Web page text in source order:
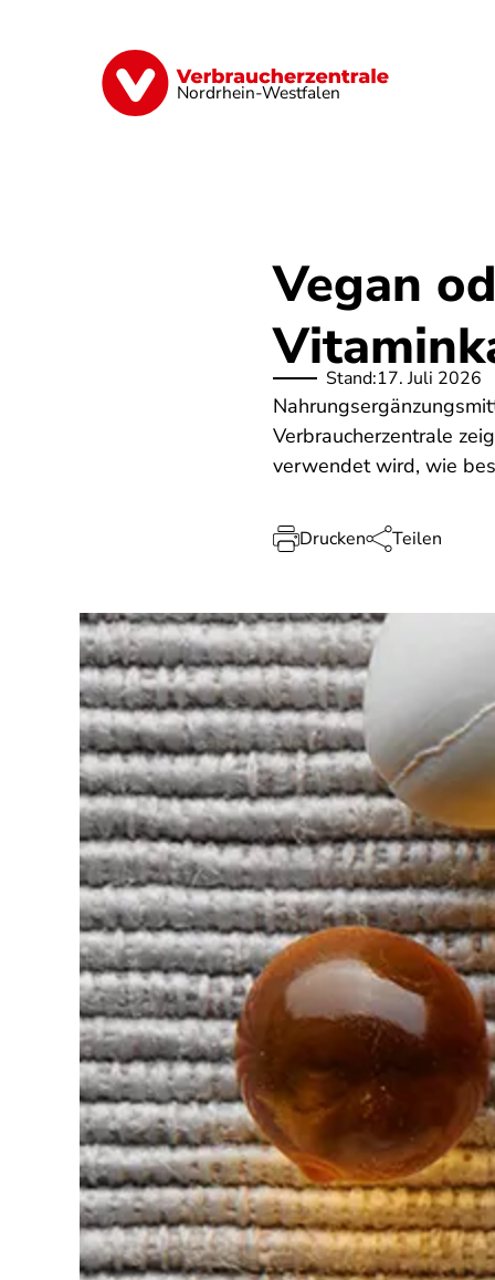
Nordrhein-Westfalen
Finanzen Digitales Lebensmittel
Vegan
Stand:17. Juli 2026
Verbraucherzentrale
verwendet wird, wie
Drucken Teilen